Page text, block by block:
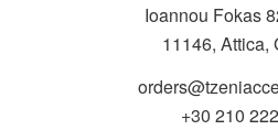
Ioannou Fokas
11146, Attica,
+30 210